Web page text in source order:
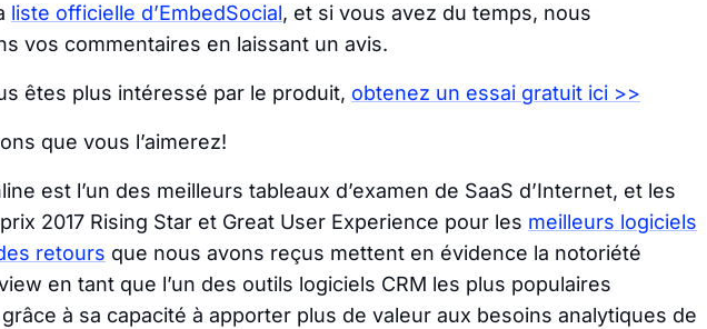
liste officielle d’EmbedSocial, et si vous avez du temps, nous
vos commentaires en laissant un avis.
êtes plus intéressé par le produit, obtenez un essai gratuit ici >>
que vous l’aimerez!
est l’un des meilleurs tableaux d’examen de SaaS d’Internet, et les
2017 Rising Star et Great User Experience pour les meilleurs logiciels
retours que nous avons reçus mettent en évidence la notoriété
en tant que l’un des outils logiciels CRM les plus populaires
à sa capacité à apporter plus de valeur aux besoins analytiques de